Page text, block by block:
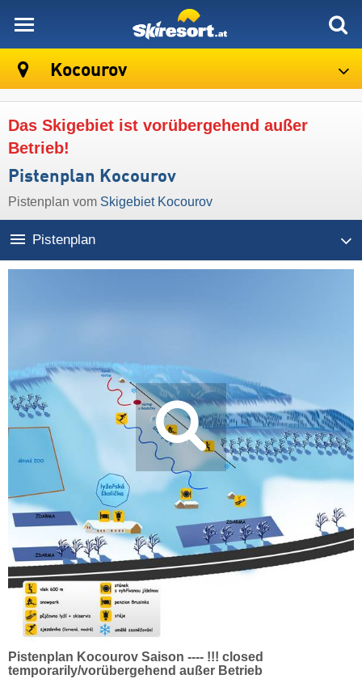
Kocourov
Das Skigebiet ist vorübergehend außer
Betrieb!
Pistenplan Kocourov
Pistenplan vom Skigebiet Kocourov
Pistenplan
Pistenplan Kocourov Saison ---- !!! closed
temporarily/vorübergehend außer Betrieb